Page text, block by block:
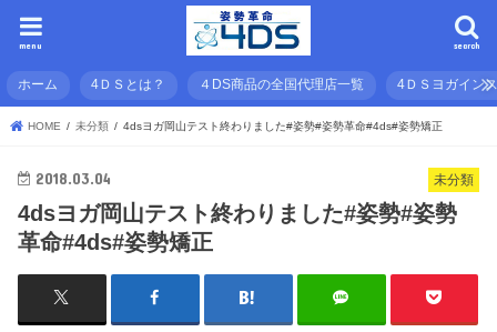
search
menu
ホーム 4ＤＳとは？ ４DS商品の全国代理店一覧 4ＤＳヨガイン
HOME 未分類 4dsヨガ岡山テスト終わりました#姿勢#姿勢革命#4ds#姿勢矯正
未分類
2018.03.04
4dsヨガ岡山テスト終わりました#姿勢#姿勢
革命#4ds#姿勢矯正